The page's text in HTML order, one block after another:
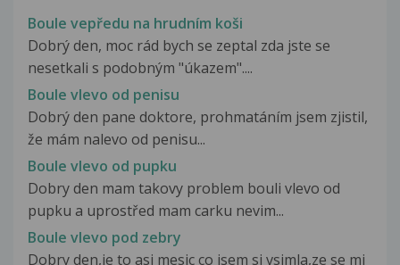
Boule vepředu na hrudním koši
Dobrý den, moc rád bych se zeptal zda jste se
nesetkali s podobným "úkazem"....
Boule vlevo od penisu
Dobrý den pane doktore, prohmatáním jsem zjistil,
že mám nalevo od penisu...
Boule vlevo od pupku
Dobry den mam takovy problem bouli vlevo od
pupku a uprostřed mam carku nevim...
Boule vlevo pod zebry
Dobry den,je to asi mesic co jsem si vsimla,ze se mi